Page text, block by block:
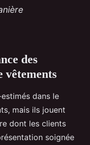
des
vêtements
dans le
mais ils jouent
dont les clients
soignée